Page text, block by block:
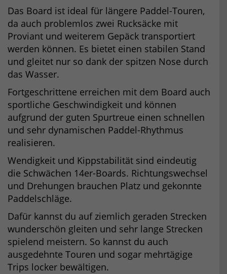
Das Board ist ideal für längere Paddel-Touren,
da auch problemlos zwei Rucksäcke mit
Proviant und weiterem Gepäck transportiert
werden können. Es bietet einen stabilen Stand
und gleitet nur so dank der spitzen Nose durch
das Wasser.
Fortgeschrittene erreichen mit dem Board auch
sportliche Geschwindigkeit und können
aufgrund der guten Spurtreue einen schnellen
und sehr dynamischen Paddel-Rhythmus
realisieren.
Wendigkeit und Kippstabilität sind eindeutig
die Schwächen 14er-Boards. Richtungswechsel
und Drehungen brauchen Platz und gekonnte
Paddelschläge.
Dafür kannst du auf ziemlich geraden Strecken
wunderschön gleiten und sehr lange Strecken
spielend meistern. So kannst du auch
ausgedehnte Touren und sogar mehrtägige
Trips locker bewältigen.